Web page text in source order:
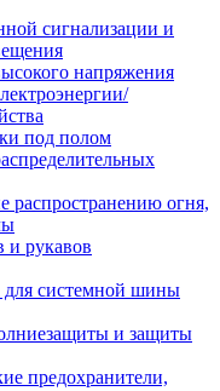
сигнализации и
напряжения
под полом
распространению огня,
и рукавов
для системной шины
и защиты
предохранители,